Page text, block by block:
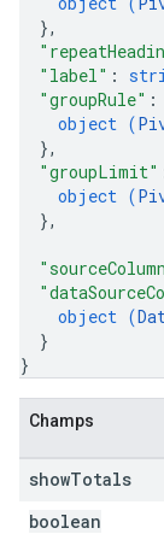
},
"label" :
"groupRule" :
object (
},
"groupLimit"
object (
},
object (
}
}
Champs
showTotals
boolean